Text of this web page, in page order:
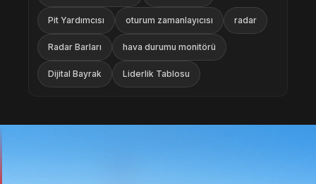
Pit Yardımcısı oturum zamanlayıcısı radar
Radar Barları hava durumu monitörü
Dijital Bayrak Liderlik Tablosu